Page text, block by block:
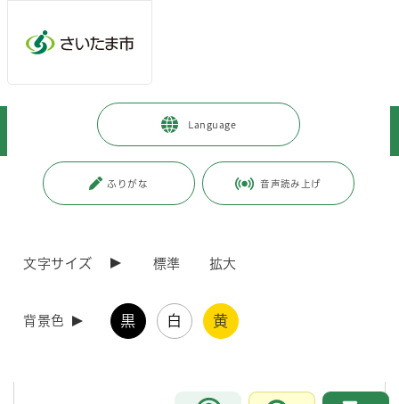
Language
ふりがな 音声読み上げ
文字サイズ 標準 拡大
背景色 黒 白 黄
お問合せ
市政情報 政策・財政 > 市政について
さいたま市のシティセールス
首都圏における都市イメージ調査
更新日付：2026年3月27日 / ページ番号：C126653
さいたま市外で首都圏にお住まいの方に対して、本市との関わりや本市